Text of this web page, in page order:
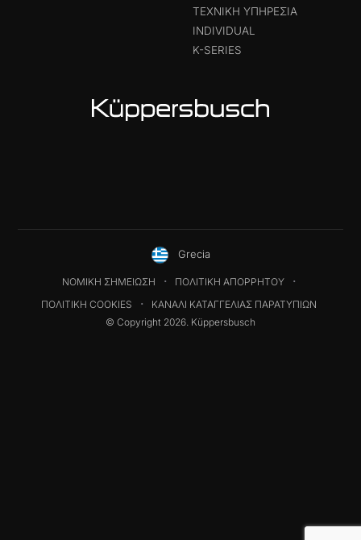
ΤΕΧΝΙΚΉ ΥΠΗΡΕΣΊΑ
INDIVIDUAL
K-SERIES
Grecia
ΝΟΜΙΚΉ ΣΗΜΕΊΩΣΗ
ΠΟΛΙΤΙΚΉ ΑΠΟΡΡΉΤΟΥ
ΠΟΛΙΤΙΚΉ COOKIES
ΚΑΝΆΛΙ ΚΑΤΑΓΓΕΛΊΑΣ ΠΑΡΑΤΥΠΙΏΝ
© Copyright 2026. Küppersbusch